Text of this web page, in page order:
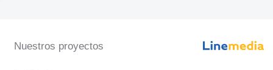
Nuestros proyectos